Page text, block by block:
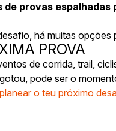
de provas espalhadas
há muitas opções
PROVA
de corrida, trail,
pode ser o
o teu próximo